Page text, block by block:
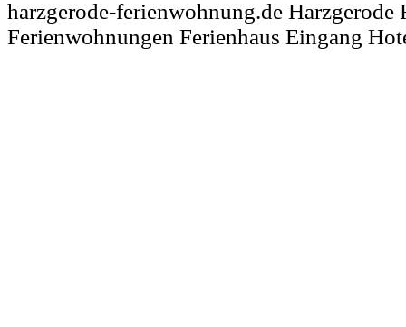
harzgerode-ferienwohnung.de Harzgerode
Ferienwohnungen Ferienhaus Eingang